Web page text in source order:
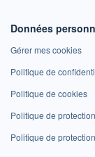
Données
Gérer mes cookies
Politique de
Politique de cookies
Politique de
Politique de